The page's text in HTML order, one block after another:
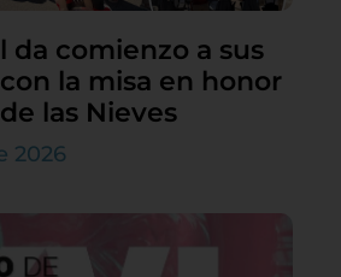
da comienzo a sus
la misa en honor
las Nieves
2026